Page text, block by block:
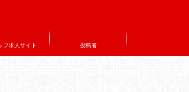
フ求人サイト 投稿者